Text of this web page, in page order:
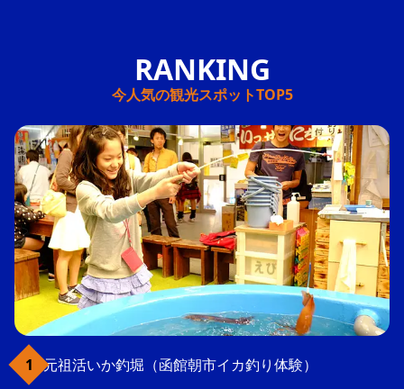
今人気の観光スポットTOP5
元祖活いか釣堀（函館朝市イカ釣り体験）